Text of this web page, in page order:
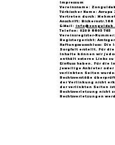
Impressum
Vereinsname:
Türkischer Name:
Vertreten durch:
Anschrift: Bickernstr.166
E-Mail:
Telefon: 0209 8805 765
Vereinsregister-Nummer:
Registergericht:
Haftungsausschluss:
Sorgfalt erstellt. Für
Inhalte können wir
enthält externe Links
Einfluss haben. Für die
jeweilige Anbieter oder
verlinkten Seiten
Rechtsverstöße
der Verlinkung nicht
der verlinkten Seiten
Rechtsverletzung nicht
Rechtsverletzungen